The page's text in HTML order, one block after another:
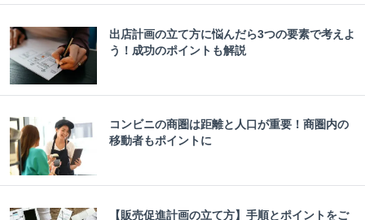
出店計画の立て方に悩んだら3つの要素で考えよ
う！成功のポイントも解説
コンビニの商圏は距離と人口が重要！商圏内の
移動者もポイントに
【販売促進計画の立て方】手順とポイントをご